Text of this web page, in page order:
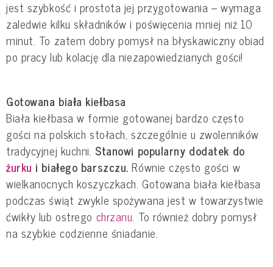
jest szybkość i prostota jej przygotowania – wymaga
zaledwie kilku składników i poświęcenia mniej niż 10
minut. To zatem dobry pomysł na błyskawiczny obiad
po pracy lub kolację dla niezapowiedzianych gości!
Gotowana biała kiełbasa
Biała kiełbasa w formie gotowanej bardzo często
gości na polskich stołach, szczególnie u zwolenników
tradycyjnej kuchni.Stanowi popularny dodatek do
żurku i białego barszczu. Równie często gości w
wielkanocnych koszyczkach. Gotowana biała kiełbasa
podczas świąt zwykle spożywana jest w towarzystwie
ćwikły lub ostrego chrzanu. To również dobry pomysł
na szybkie codzienne śniadanie.